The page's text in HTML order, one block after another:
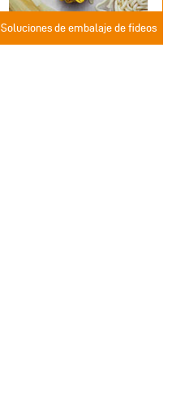
Soluciones de embalaje de fideos